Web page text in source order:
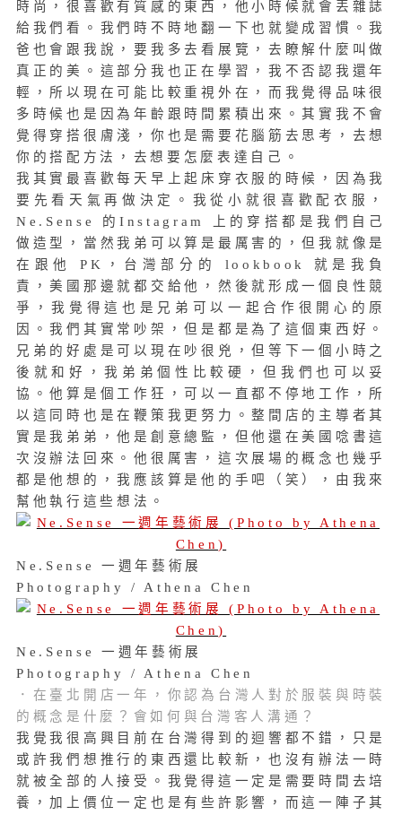
時尚，很喜歡有質感的東西，他小時候就會丟雜誌
給我們看。我們時不時地翻一下也就變成習慣。我
爸也會跟我說，要我多去看展覽，去瞭解什麼叫做
真正的美。這部分我也正在學習，我不否認我還年
輕，所以現在可能比較重視外在，而我覺得品味很
多時候也是因為年齡跟時間累積出來。其實我不會
覺得穿搭很膚淺，你也是需要花腦筋去思考，去想
你的搭配方法，去想要怎麼表達自己。
我其實最喜歡每天早上起床穿衣服的時候，因為我
要先看天氣再做決定。我從小就很喜歡配衣服，
Ne.Sense 的Instagram 上的穿搭都是我們自己
做造型，當然我弟可以算是最厲害的，但我就像是
在跟他 PK，台灣部分的 lookbook 就是我負
責，美國那邊就都交給他，然後就形成一個良性競
爭，我覺得這也是兄弟可以一起合作很開心的原
因。我們其實常吵架，但是都是為了這個東西好。
兄弟的好處是可以現在吵很兇，但等下一個小時之
後就和好，我弟弟個性比較硬，但我們也可以妥
協。他算是個工作狂，可以一直都不停地工作，所
以這同時也是在鞭策我更努力。整間店的主導者其
實是我弟弟，他是創意總監，但他還在美國唸書這
次沒辦法回來。他很厲害，這次展場的概念也幾乎
都是他想的，我應該算是他的手吧（笑），由我來
幫他執行這些想法。
Ne.Sense 一週年藝術展
Photography / Athena Chen
Ne.Sense 一週年藝術展
Photography / Athena Chen
．在臺北開店一年，你認為台灣人對於服裝與時裝
的概念是什麼？會如何與台灣客人溝通？
我覺我很高興目前在台灣得到的迴響都不錯，只是
或許我們想推行的東西還比較新，也沒有辦法一時
就被全部的人接受。我覺得這一定是需要時間去培
養，加上價位一定也是有些許影響，而這一陣子其